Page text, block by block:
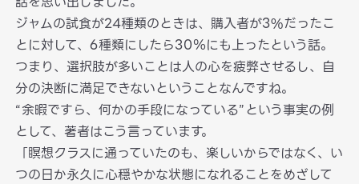
ジャムの試食が24種類のときは、購入者が3%だったこ
とに対して、6種類にしたら30％にも上ったという話。
つまり、選択肢が多いことは人の心を疲弊させるし、自
分の決断に満足できないということなんですね。
“余暇ですら、何かの手段になっている”という事実の例
として、著者はこう言っています。
「瞑想クラスに通っていたのも、楽しいからではなく、い
つの日か永久に心穏やかな状態になれることをめざして